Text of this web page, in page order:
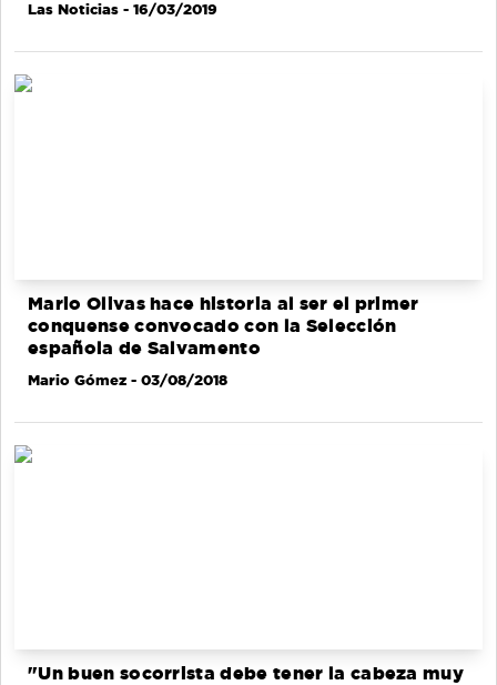
Las Noticias - 16/03/2019
Mario Olivas hace historia al ser el primer
conquense convocado con la Selección
española de Salvamento
Mario Gómez - 03/08/2018
"Un buen socorrista debe tener la cabeza muy